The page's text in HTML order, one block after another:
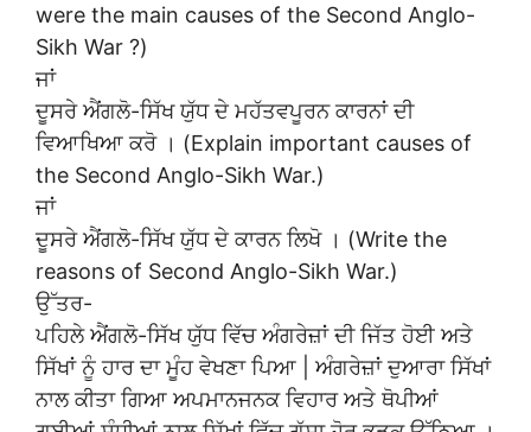
were the main causes of the Second Anglo-
Sikh War ?)
ਜਾਂ
ਦੂਸਰੇ ਐਂਗਲੋ-ਸਿੱਖ ਯੁੱਧ ਦੇ ਮਹੱਤਵਪੂਰਨ ਕਾਰਨਾਂ ਦੀ
ਵਿਆਖਿਆ ਕਰੋ । (Explain important causes of
the Second Anglo-Sikh War.)
ਜਾਂ
ਦੂਸਰੇ ਐਂਗਲੋ-ਸਿੱਖ ਯੁੱਧ ਦੇ ਕਾਰਨ ਲਿਖੋ । (Write the
reasons of Second Anglo-Sikh War.)
ਉੱਤਰ-
ਪਹਿਲੇ ਐਂਗਲੋ-ਸਿੱਖ ਯੁੱਧ ਵਿੱਚ ਅੰਗਰੇਜ਼ਾਂ ਦੀ ਜਿੱਤ ਹੋਈ ਅਤੇ
ਸਿੱਖਾਂ ਨੂੰ ਹਾਰ ਦਾ ਮੂੰਹ ਵੇਖਣਾ ਪਿਆ | ਅੰਗਰੇਜ਼ਾਂ ਦੁਆਰਾ ਸਿੱਖਾਂ
ਨਾਲ ਕੀਤਾ ਗਿਆ ਅਪਮਾਨਜਨਕ ਵਿਹਾਰ ਅਤੇ ਥੋਪੀਆਂ